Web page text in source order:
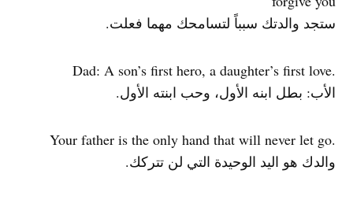
ستجد والدتك سبباً لتسامحك مهما فعلت.
.Dad: A son’s first hero, a daughter’s first love
الأب: بطل ابنه الأول، وحب ابنته الأول.
.Your father is the only hand that will never let go
والدك هو اليد الوحيدة التي لن تتركك.